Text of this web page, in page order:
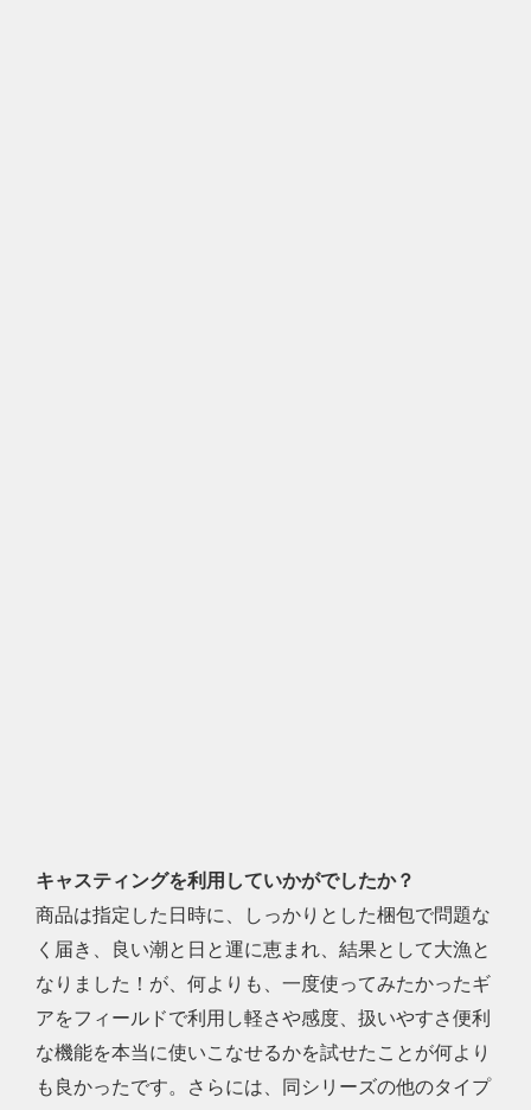
キャスティングを利用していかがでしたか？
商品は指定した日時に、しっかりとした梱包で問題な
く届き、良い潮と日と運に恵まれ、結果として大漁と
なりました！が、何よりも、一度使ってみたかったギ
アをフィールドで利用し軽さや感度、扱いやすさ便利
な機能を本当に使いこなせるかを試せたことが何より
も良かったです。さらには、同シリーズの他のタイプ